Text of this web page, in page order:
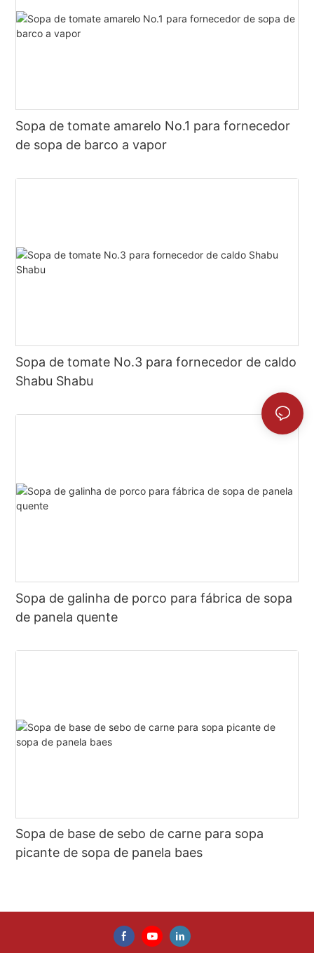
Sopa de tomate amarelo No.1 para fornecedor
de sopa de barco a vapor
Sopa de tomate No.3 para fornecedor de caldo
Shabu Shabu
Sopa de galinha de porco para fábrica de sopa
de panela quente
Sopa de base de sebo de carne para sopa
picante de sopa de panela baes